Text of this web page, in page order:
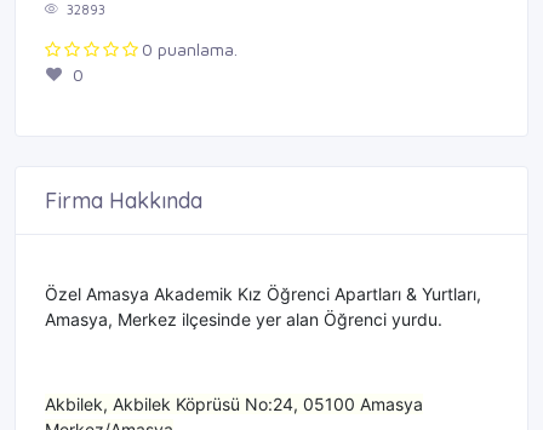
32893
0 puanlama.
0
Firma Hakkında
Özel Amasya Akademik Kız Öğrenci Apartları & Yurtları,
Amasya, Merkez ilçesinde yer alan Öğrenci yurdu.
Akbilek, Akbilek Köprüsü No:24, 05100 Amasya